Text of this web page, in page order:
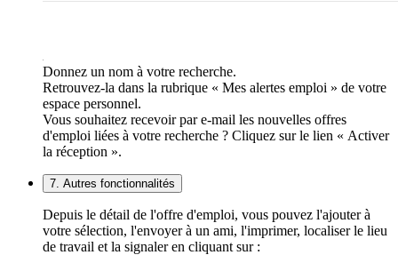
Donnez un nom à votre recherche.
Retrouvez-la dans la rubrique « Mes alertes emploi » de votre
espace personnel.
Vous souhaitez recevoir par e-mail les nouvelles offres
d'emploi liées à votre recherche ? Cliquez sur le lien « Activer
la réception ».
7. Autres fonctionnalités
Depuis le détail de l'offre d'emploi, vous pouvez l'ajouter à
votre sélection, l'envoyer à un ami, l'imprimer, localiser le lieu
de travail et la signaler en cliquant sur :